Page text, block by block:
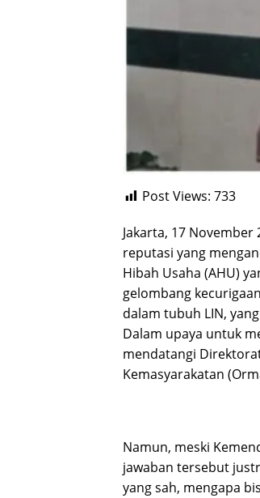
Post Views: 733
Jakarta, 17
reputasi yang
Hibah Usaha (AHU)
gelombang
dalam tubuh LIN,
Dalam upaya untuk
mendatangi
Kemasyarakatan
Namun, meski
jawaban tersebut
yang sah, mengapa